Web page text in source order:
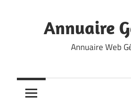
Annuaire
Annuaire Web